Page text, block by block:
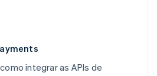
integrar as APIs de